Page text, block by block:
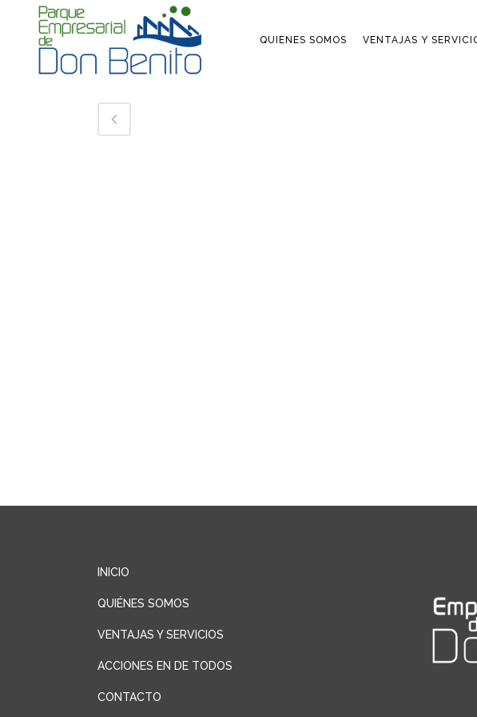
QUIENES SOMOS VENTAJAS Y
INICIO
QUIÉNES SOMOS
VENTAJAS Y SERVICIOS
ACCIONES EN DE TODOS
CONTACTO